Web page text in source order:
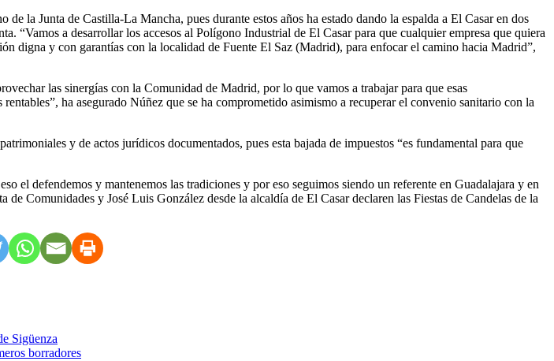
la Junta de Castilla-La Mancha, pues durante estos años ha estado dando la espalda a El Casar en dos
“Vamos a desarrollar los accesos al Polígono Industrial de El Casar para que cualquier empresa que quiera
digna y con garantías con la localidad de Fuente El Saz (Madrid), para enfocar el camino hacia Madrid”,
las sinergías con la Comunidad de Madrid, por lo que vamos a trabajar para que esas
ha asegurado Núñez que se ha comprometido asimismo a recuperar el convenio sanitario con la
y de actos jurídicos documentados, pues esta bajada de impuestos “es fundamental para que
el defendemos y mantenemos las tradiciones y por eso seguimos siendo un referente en Guadalajara y en
Comunidades y José Luis González desde la alcaldía de El Casar declaren las Fiestas de Candelas de la
Sigüenza
borradores